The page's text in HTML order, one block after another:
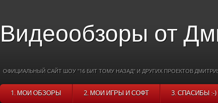
Видеообзоры от
ОФИЦИАЛЬНЫЙ САЙТ ШОУ "16 БИТ ТОМУ НАЗАД" И ДРУГИХ ПРОЕКТОВ
1. МОИ ОБЗОРЫ 2. МОИ ИГРЫ И СОФТ 3. СПАСИБЫ :-)